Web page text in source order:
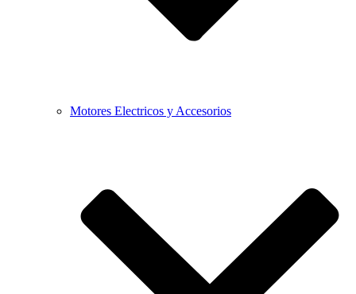
Motores Electricos y Accesorios